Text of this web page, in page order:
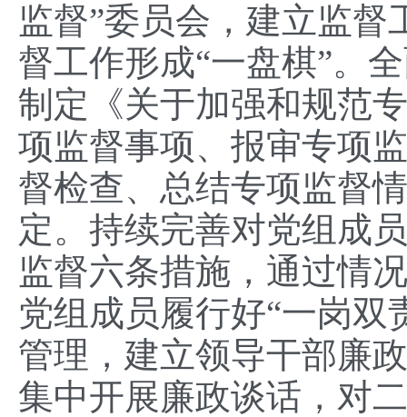
监督”委员会，建立监
督工作形成“一盘棋”。
制定《关于加强和规范
项监督事项、报审专项
督检查、总结专项监督
定。持续完善对党组成
监督六条措施，通过情
党组成员履行好“一岗双
管理，建立领导干部廉
集中开展廉政谈话，对